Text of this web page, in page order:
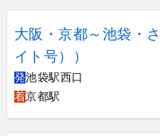
大阪・京都～池袋・
イト号））
発池袋駅西口
着京都駅